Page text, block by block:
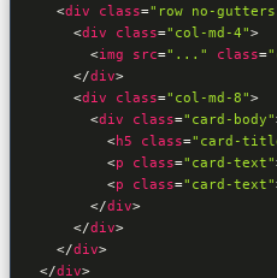
<div class="row no-
<div class="col-md-4">
<img src="..." class=
</div>
<div class="col-md-8">
<div class="card-body"
<h5 class="card-
<p class="card-text"
<p class="card-text"
</div>
</div>
</div>
</div>